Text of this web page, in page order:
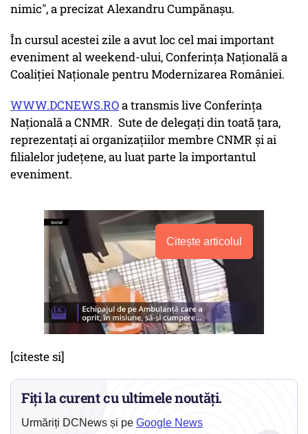
nimic", a precizat Alexandru Cumpănaşu.
În cursul acestei zile a avut loc cel mai important
eveniment al weekend-ului, Conferința Națională a
Coaliției Naționale pentru Modernizarea României.
WWW.DCNEWS.ROa transmis live Conferința
Națională a CNMR. Sute de delegaţi din toată ţara,
reprezentaţi ai organizaţiilor membre CNMR şi ai
filialelor judeţene, au luat parte la importantul
eveniment.
Citește articolul
[citeste si]
Fiți la curent cu ultimele noutăți.
Urmăriți DCNews și pe Google News